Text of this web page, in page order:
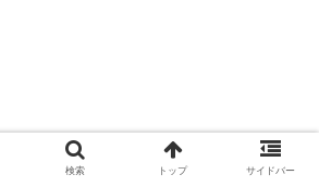
検索 トップ サイドバー